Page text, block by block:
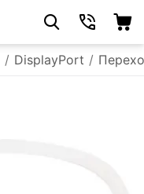
/ DisplayPort /